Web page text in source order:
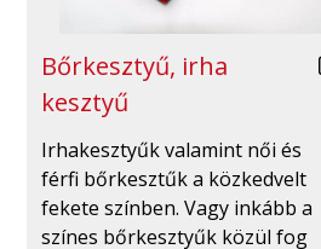
Bőrkesztyű, irha
kesztyű
Irhakesztyűk valamint női és
férfi bőrkesztűk a közkedvelt
fekete színben. Vagy inkább a
színes bőrkesztyűk közül fog